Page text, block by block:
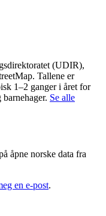
(UDIR),
Tallene er
1–2 ganger i året for
Se alle
åpne norske data fra
en e-post.